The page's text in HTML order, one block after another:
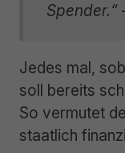
Spender.“
Jedes mal,
soll bereits
So vermutet
staatlich